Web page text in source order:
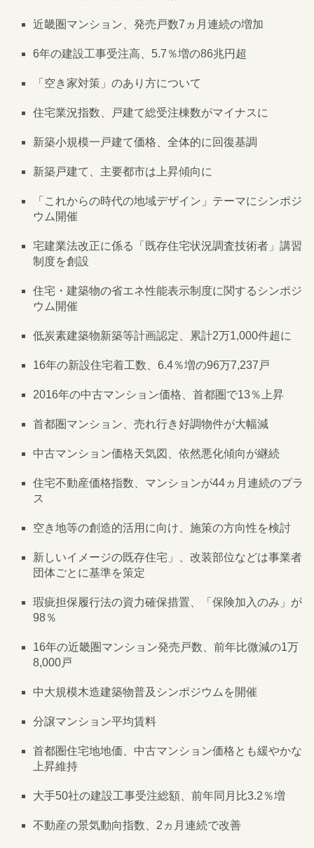
近畿圏マンション、発売戸数7ヵ月連続の増加
6年の建設工事受注高、5.7％増の86兆円超
「空き家対策」のあり方について
住宅業況指数、戸建て総受注棟数がマイナスに
新築小規模一戸建て価格、全体的に回復基調
新築戸建て、主要都市は上昇傾向に
「これからの時代の地域デザイン」テーマにシンポジ
ウム開催
宅建業法改正に係る「既存住宅状況調査技術者」講習
制度を創設
住宅・建築物の省エネ性能表示制度に関するシンポジ
ウム開催
低炭素建築物新築等計画認定、累計2万1,000件超に
16年の新設住宅着工数、6.4％増の96万7,237戸
2016年の中古マンション価格、首都圏で13％上昇
首都圏マンション、売れ行き好調物件が大幅減
中古マンション価格天気図、依然悪化傾向が継続
住宅不動産価格指数、マンションが44ヵ月連続のプラ
ス
空き地等の創造的活用に向け、施策の方向性を検討
新しいイメージの既存住宅」、改装部位などは事業者
団体ごとに基準を策定
瑕疵担保履行法の資力確保措置、「保険加入のみ」が
98％
16年の近畿圏マンション発売戸数、前年比微減の1万
8,000戸
中大規模木造建築物普及シンポジウムを開催
分譲マンション平均賃料
首都圏住宅地地価、中古マンション価格とも緩やかな
上昇維持
大手50社の建設工事受注総額、前年同月比3.2％増
不動産の景気動向指数、2ヵ月連続で改善